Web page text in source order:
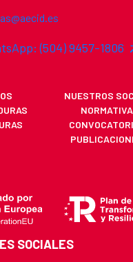
(504) 9457-1806
NUESTROS
NORMATIVA
SOCIALES